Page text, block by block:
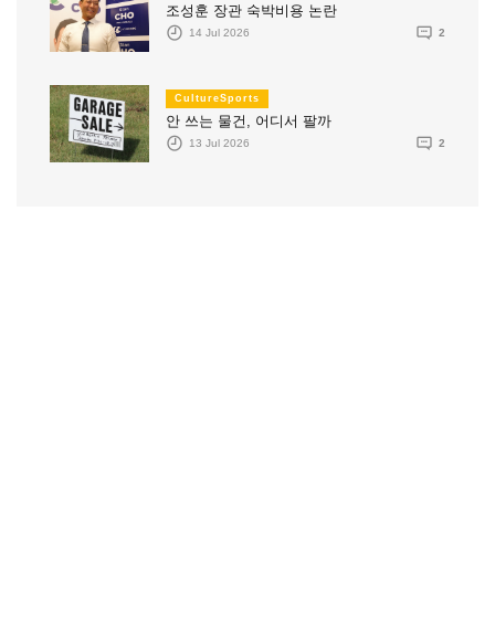
조성훈 장관 숙박비용 논란
14 Jul 2026 2
CultureSports
안 쓰는 물건, 어디서 팔까
13 Jul 2026 2